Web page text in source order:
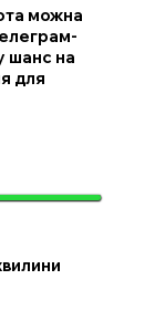
можна
шанс на
для